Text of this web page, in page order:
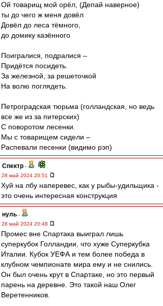
Ой товарищ мой орёл, (Депай наверное)
ты до чего ж меня довёл
Довёл до леса тёмного,
до домику казённого
Поигралися, подралися –
Придётся посидеть.
За железной, за решеточкой
На волю поглядеть.
Петроградская тюрьма (голландская, но ведь
все же из за питерских)
С поворотом лесенки.
Мы с товарищем сидели –
Распевали песенки (видимо рэп)
Спектр -
28 май 2024 20:51
Хуй на лбу наперевес, как у рыбы-удильщика -
это очень интересная конструкция
нуль -
28 май 2024 20:48
Промес вне Спартака выиграл лишь
суперкубок Голландии, что хуже Суперкубка
Италии. Кубок УЕФА и тем более победа в
клубном чемпионате мира ему и не снились.
Он был очень крут в Спартаке, но это первый
парень на деревне. Это такой наш Олег
Веретенников.